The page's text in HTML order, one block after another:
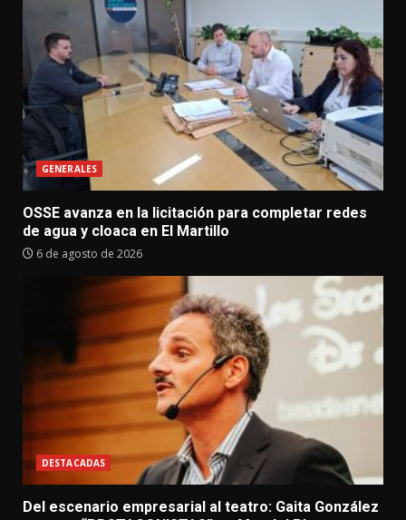
GENERALES
OSSE avanza en la licitación para completar redes
de agua y cloaca en El Martillo
6 de agosto de 2026
DESTACADAS
Del escenario empresarial al teatro: Gaita González